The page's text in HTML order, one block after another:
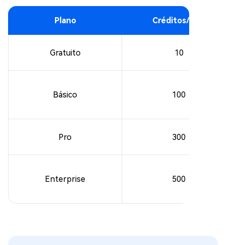
Plano Créditos/Mês
Gratuito 10
Básico 100
Pro 300
Enterprise 500